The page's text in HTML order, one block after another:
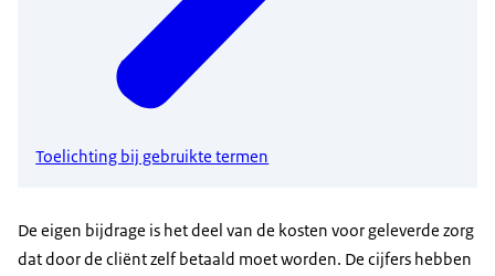
Toelichting bij gebruikte termen
De eigen bijdrage is het deel van de kosten voor geleverde zorg
dat door de cliënt zelf betaald moet worden. De cijfers hebben